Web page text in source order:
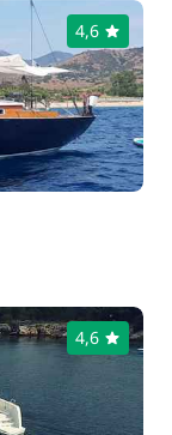
4,6
4,6